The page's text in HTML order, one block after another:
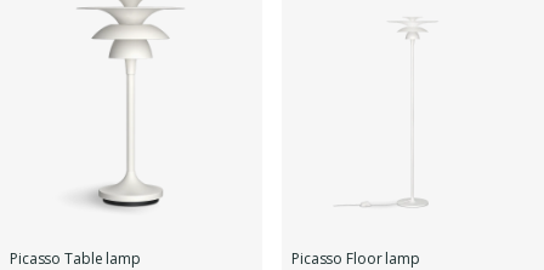
Picasso Table lamp
Picasso Floor lamp